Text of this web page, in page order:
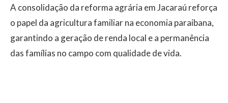
A consolidação da reforma agrária em Jacaraú reforça
o papel da agricultura familiar na economia paraibana,
garantindo a geração de renda local e a permanência
das famílias no campo com qualidade de vida.